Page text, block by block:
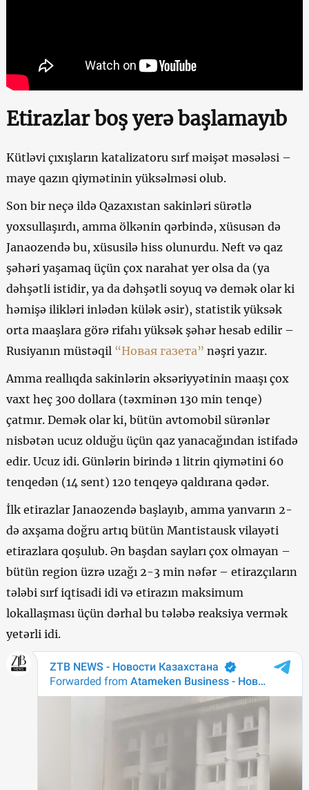
Etirazlar boş yerə başlamayıb
Kütləvi çıxışların katalizatoru sırf məişət məsələsi –
maye qazın qiymətinin yüksəlməsi olub.
Son bir neçə ildə Qazaxıstan sakinləri sürətlə
yoxsullaşırdı, amma ölkənin qərbində, xüsusən də
Janaozendə bu, xüsusilə hiss olunurdu. Neft və qaz
şəhəri yaşamaq üçün çox narahat yer olsa da (ya
dəhşətli istidir, ya da dəhşətli soyuq və demək olar ki
həmişə ilikləri inlədən külək əsir), statistik yüksək
orta maaşlara görə rifahı yüksək şəhər hesab edilir –
Rusiyanın müstəqil “Новая газета” nəşri yazır.
Amma reallıqda sakinlərin əksəriyyətinin maaşı çox
vaxt heç 300 dollara (təxminən 130 min tenqe)
çatmır. Demək olar ki, bütün avtomobil sürənlər
nisbətən ucuz olduğu üçün qaz yanacağından istifadə
edir. Ucuz idi. Günlərin birində 1 litrin qiymətini 60
tenqedən (14 sent) 120 tenqeyə qaldırana qədər.
İlk etirazlar Janaozendə başlayıb, amma yanvarın 2-
də axşama doğru artıq bütün Mantistausk vilayəti
etirazlara qoşulub. Ən başdan sayları çox olmayan –
bütün region üzrə uzağı 2-3 min nəfər – etirazçıların
tələbi sırf iqtisadi idi və etirazın maksimum
lokallaşması üçün dərhal bu tələbə reaksiya vermək
yetərli idi.